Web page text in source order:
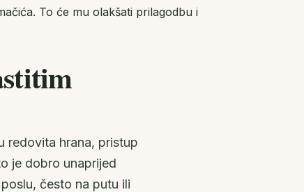
To će mu olakšati prilagodbu i
redovita hrana, pristup
je dobro unaprijed
često na putu ili